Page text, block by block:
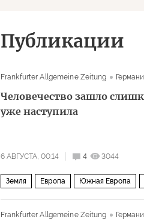
Публикации
Frankfurter Allgemeine Zeitung
Человечество зашло
уже наступила
6 АВГУСТА, 00:14 4 3044
Земля Европа Южная Европа
Frankfurter Allgemeine Zeitung